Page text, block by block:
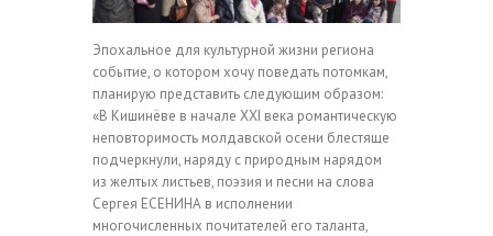
Эпохальное для культурной жизни региона
событие, о котором хочу поведать потомкам,
планирую представить следующим образом:
«В Кишинёве в начале XXI века романтическую
неповторимость молдавской осени блестяще
подчеркнули, наряду с природным нарядом
из желтых листьев, поэзия и песни на слова
Сергея ЕСЕНИНА в исполнении
многочисленных почитателей его таланта,